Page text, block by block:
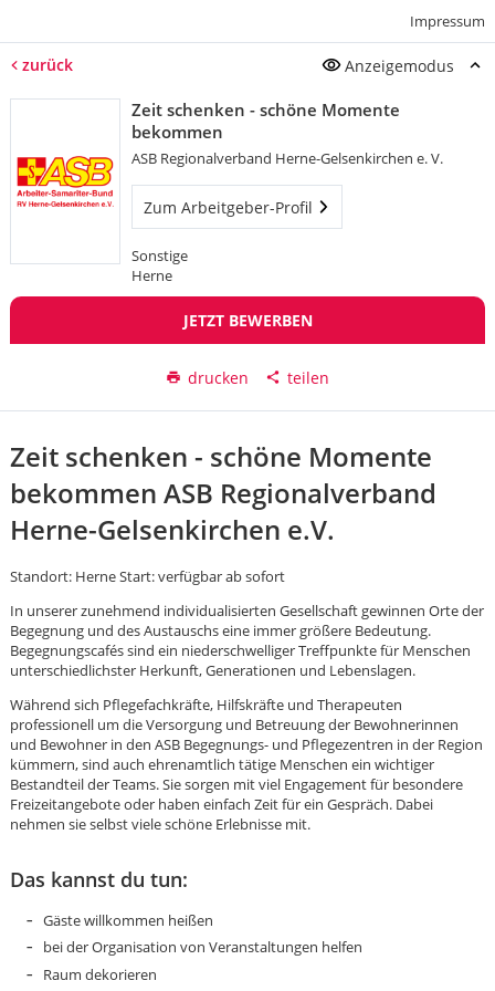
Impressum
zurück Anzeigemodus
Zeit schenken - schöne Momente
bekommen
ASB Regionalverband Herne-Gelsenkirchen e. V.
Zum Arbeitgeber-Profil
Sonstige
Herne
JETZT BEWERBEN
drucken teilen
Zeit schenken - schöne Momente
bekommen ASB Regionalverband
Herne-Gelsenkirchen e.V.
Standort: Herne Start: verfügbar ab sofort
In unserer zunehmend individualisierten Gesellschaft gewinnen Orte der
Begegnung und des Austauschs eine immer größere Bedeutung.
Begegnungscafés sind ein niederschwelliger Treffpunkte für Menschen
unterschiedlichster Herkunft, Generationen und Lebenslagen.
Während sich Pflegefachkräfte, Hilfskräfte und Therapeuten
professionell um die Versorgung und Betreuung der Bewohnerinnen
und Bewohner in den ASB Begegnungs- und Pflegezentren in der Region
kümmern, sind auch ehrenamtlich tätige Menschen ein wichtiger
Bestandteil der Teams. Sie sorgen mit viel Engagement für besondere
Freizeitangebote oder haben einfach Zeit für ein Gespräch. Dabei
nehmen sie selbst viele schöne Erlebnisse mit.
Das kannst du tun:
Gäste willkommen heißen
bei der Organisation von Veranstaltungen helfen
Raum dekorieren
Karte anzeigen